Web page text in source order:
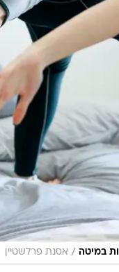
במיטה / אסנת פרלשטיין